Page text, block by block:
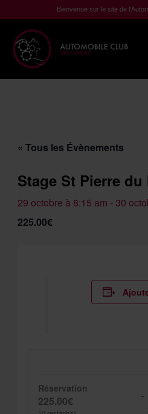
au
contenu
Bienvenue sur le site de
« Tous les Évènements
Stage St Pierre du
29 octobre à 8:15 am - 30
225.00€
Réservation
225.00€ -